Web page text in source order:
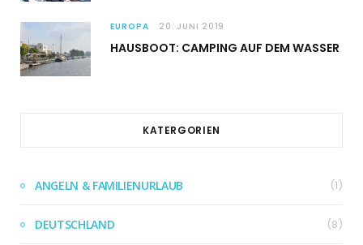
EUROPA 20. JUNI 2019
HAUSBOOT: CAMPING AUF DEM WASSER
KATERGORIEN
ANGELN & FAMILIENURLAUB (1)
DEUTSCHLAND (8)